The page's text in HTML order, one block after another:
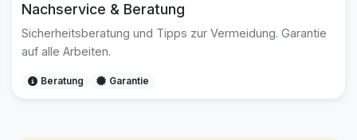
Nachservice & Beratung
Sicherheitsberatung und Tipps zur Vermeidung. Garantie
auf alle Arbeiten.
Beratung Garantie